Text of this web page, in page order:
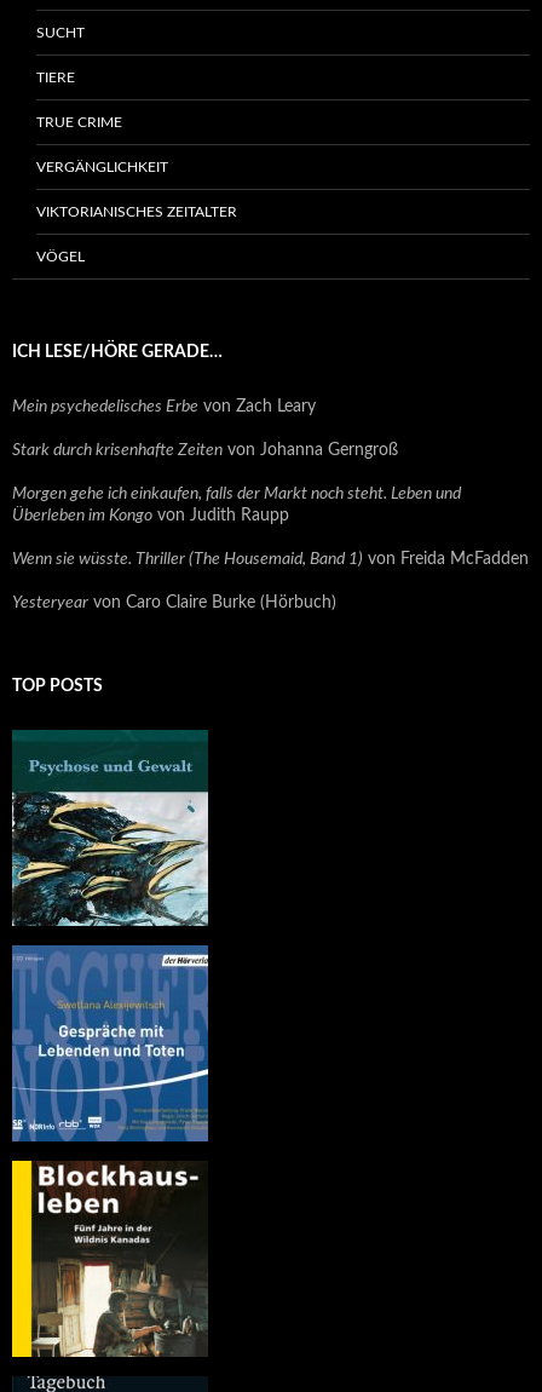
SUCHT
TIERE
TRUE CRIME
VERGÄNGLICHKEIT
VIKTORIANISCHES ZEITALTER
VÖGEL
ICH LESE/HÖRE GERADE…
Mein psychedelisches Erbe von Zach Leary
Stark durch krisenhafte Zeiten von Johanna Gerngroß
Morgen gehe ich einkaufen, falls der Markt noch steht. Leben und
Überleben im Kongo von Judith Raupp
Wenn sie wüsste. Thriller (The Housemaid, Band 1) von Freida McFadden
Yesteryear von Caro Claire Burke (Hörbuch)
TOP POSTS